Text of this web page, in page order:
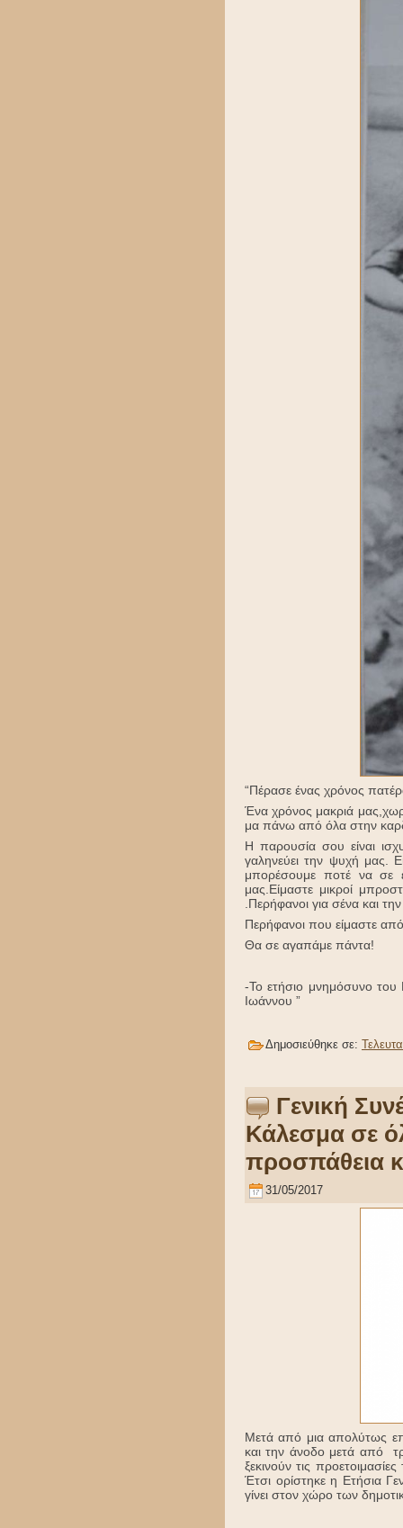
“Πέρασε ένας χρόνος
Ένα χρόνος μακριά
μα πάνω από όλα στην
Η παρουσία σου είναι
γαληνεύει την ψυχή μας.
μπορέσουμε ποτέ να σε
μας.Είμαστε μικροί
.Περήφανοι για σένα και
Περήφανοι που είμαστε
Θα σε αγαπάμε πάντα!
-Το ετήσιο μνημόσυνο του
Ιωάννου ”
Δημοσιεύθηκε σε:
Γενική
Κάλεσμα σε
προσπάθεια
31/05/2017
Μετά από μια απολύτως
και την άνοδο μετά από
ξεκινούν τις
Έτσι ορίστηκε η Ετήσια
γίνει στον χώρο των